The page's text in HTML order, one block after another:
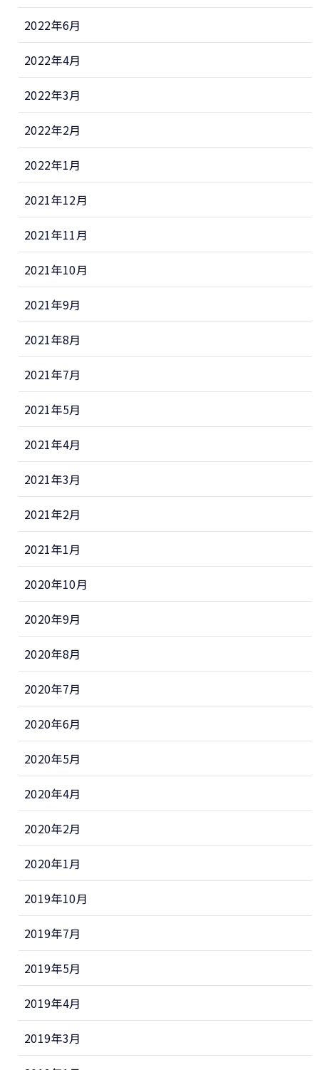
2022年6月
2022年4月
2022年3月
2022年2月
2022年1月
2021年12月
2021年11月
2021年10月
2021年9月
2021年8月
2021年7月
2021年5月
2021年4月
2021年3月
2021年2月
2021年1月
2020年10月
2020年9月
2020年8月
2020年7月
2020年6月
2020年5月
2020年4月
2020年2月
2020年1月
2019年10月
2019年7月
2019年5月
2019年4月
2019年3月